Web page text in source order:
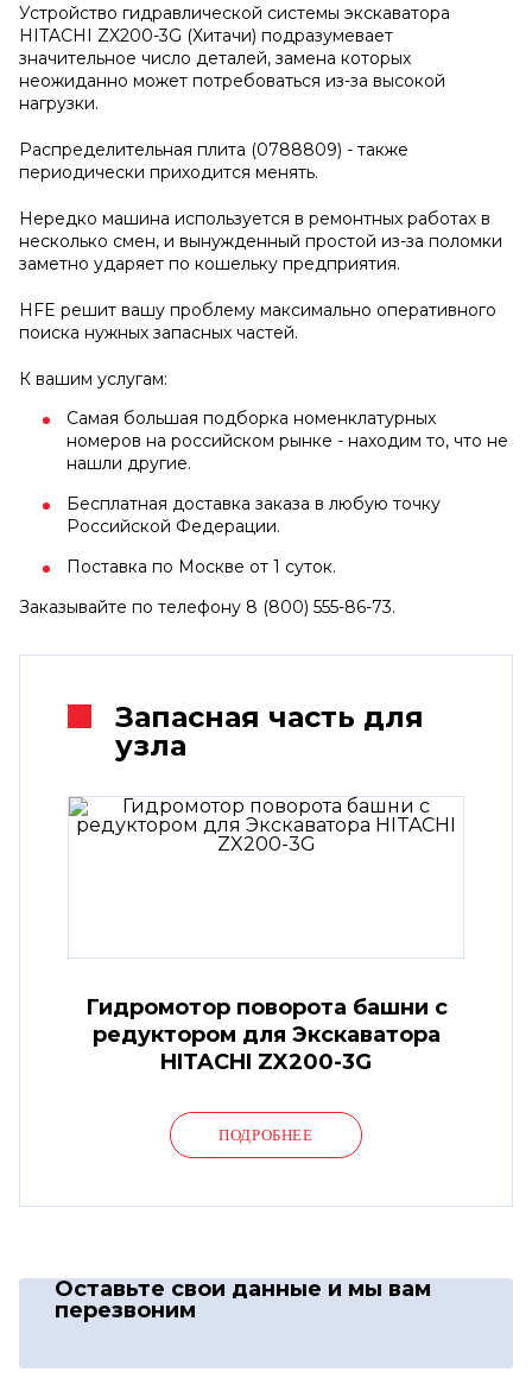
Устройство гидравлической системы экскаватора
HITACHI ZX200-3G (Хитачи) подразумевает
значительное число деталей, замена которых
неожиданно может потребоваться из-за высокой
нагрузки.
Распределительная плита (0788809) - также
периодически приходится менять.
Нередко машина используется в ремонтных работах в
несколько смен, и вынужденный простой из-за поломки
заметно ударяет по кошельку предприятия.
HFE решит вашу проблему максимально оперативного
поиска нужных запасных частей.
К вашим услугам:
Самая большая подборка номенклатурных
номеров на российском рынке - находим то, что не
нашли другие.
Бесплатная доставка заказа в любую точку
Российской Федерации.
Поставка по Москве от 1 суток.
Заказывайте по телефону 8 (800) 555-86-73.
Запасная часть для
узла
Гидромотор поворота башни с
редуктором для Экскаватора
HITACHI ZX200-3G
ПОДРОБНЕЕ
Оставьте свои данные и мы вам
перезвоним